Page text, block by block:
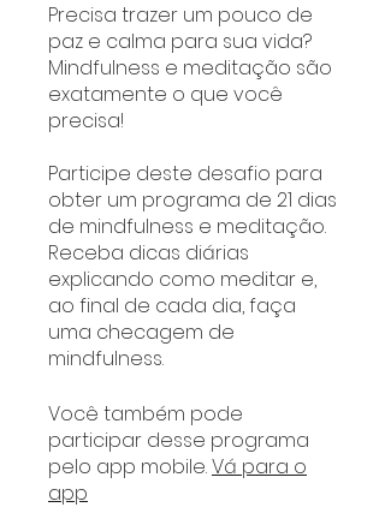
Precisa trazer um pouco de
paz e calma para sua vida?
Mindfulness e meditação são
exatamente o que você
precisa!
Participe deste desafio para
obter um programa de 21 dias
de mindfulness e meditação.
Receba dicas diárias
explicando como meditar e,
ao final de cada dia, faça
uma checagem de
mindfulness.
Você também pode
participar desse programa
pelo app mobile.Vá para o
app